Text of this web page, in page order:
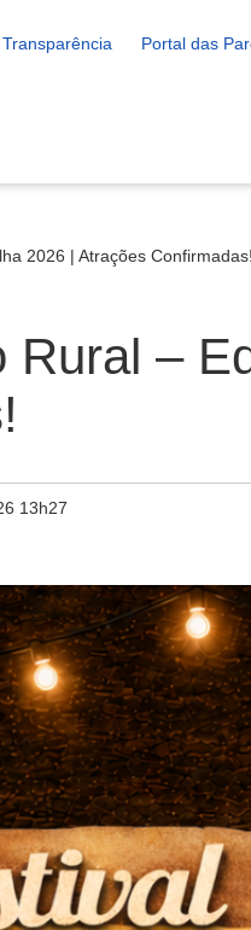
Portal das
2026 | Atrações Confirmadas!
–
13h27